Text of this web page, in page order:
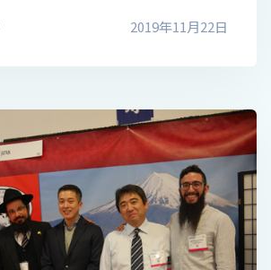
2019年11月22日